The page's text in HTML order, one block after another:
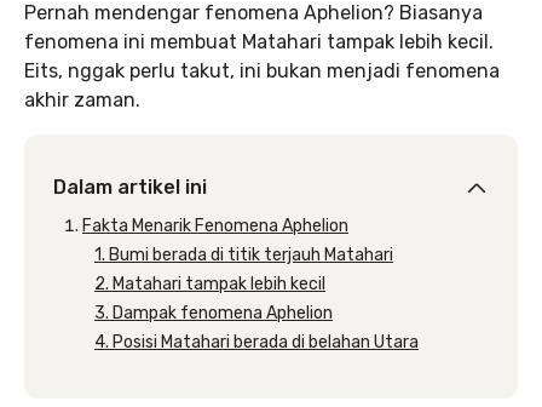
Pernah mendengar fenomena Aphelion? Biasanya
fenomena ini membuat Matahari tampak lebih kecil.
Eits, nggak perlu takut, ini bukan menjadi fenomena
akhir zaman.
Dalam artikel ini
Fakta Menarik Fenomena Aphelion
1. Bumi berada di titik terjauh Matahari
2. Matahari tampak lebih kecil
3. Dampak fenomena Aphelion
4. Posisi Matahari berada di belahan Utara